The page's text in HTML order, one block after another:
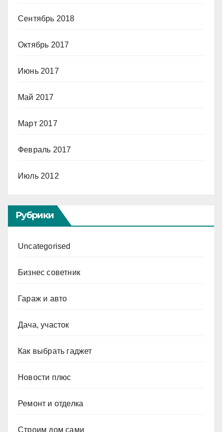
Сентябрь 2018
Октябрь 2017
Июнь 2017
Май 2017
Март 2017
Февраль 2017
Июль 2012
Рубрики
Uncategorised
Бизнес советник
Гараж и авто
Дача, участок
Как выбрать гаджет
Новости плюс
Ремонт и отделка
Строим дом сами